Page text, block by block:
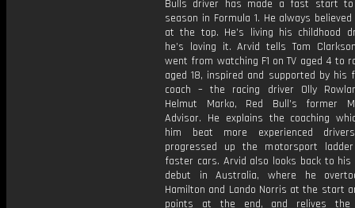
Bulls driver has made a fast start
season in Formula 1. He always believed
at the top. He’s living his childhood
he’s loving it. Arvid tells Tom
went from watching F1 on TV aged 4 to
aged 18, inspired and supported by his
coach – the racing driver Olly
Helmut Marko, Red Bull’s former
Advisor. He explains the coaching
him beat more experienced
progressed up the motorsport
faster cars. Arvid also looks back to his
debut in Australia, where he
Hamilton and Lando Norris at the start
points at the end, and relives the